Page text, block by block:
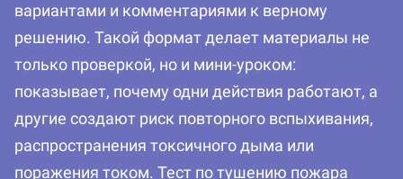
вариантами и комментариями к верному
решению. Такой формат делает материалы не
только проверкой, но и мини-уроком:
показывает, почему одни действия работают, а
другие создают риск повторного вспыхивания,
распространения токсичного дыма или
поражения током. Тест по тушению пожара